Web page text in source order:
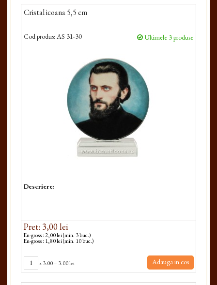
Cristal icoana 5,5 cm
Cod produs: AS 31-30 Ultimele 3 produse
Descriere:
Pret: 3,00 lei
En-gross : 2,00 lei (min. 3 buc.)
En-gross : 1,80 lei (min. 10 buc.)
x3.00= 3.00 lei Adauga in cos